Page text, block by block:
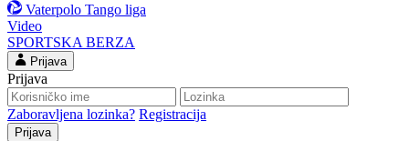
Vaterpolo Tango liga
Video
SPORTSKA BERZA
Prijava
Prijava
Zaboravljena lozinka? Registracija